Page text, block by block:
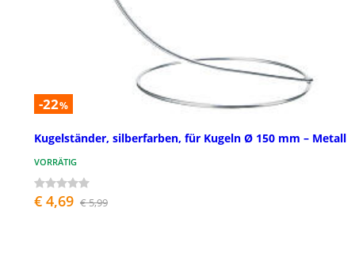
-22%
Kugelständer, silberfarben, für Kugeln Ø 150 mm – Metall
VORRÄTIG
€ 4,69 € 5,99